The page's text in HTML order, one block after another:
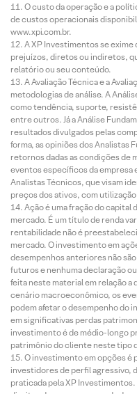
O custo da operação e a
de custos operacionais
www.xpi.com.br.
A XP Investimentos se
prejuízos, diretos ou indiretos,
relatório ou seu conteúdo.
A Avaliação Técnica e a
metodologias de análise. A
como tendência, suporte,
entre outros. Já a Análise
resultados divulgados pelas
forma, as opiniões dos Analistas
retornos dadas as condições de
eventos específicos da empresa
Analistas Técnicos, que visam
preços dos ativos, com
Ação é uma fração do capital
mercado. É um título de renda
rentabilidade não é
mercado. O investimento em
desempenhos anteriores não
futuros e nenhuma declaração
feita neste material em relação a
cenário macroeconômico, os
podem afetar o desempenho do
em significativas perdas
investimento é de médio-longo
patrimônio do cliente neste tipo
O investimento em opções é
investidores de perfil agressivo,
praticada pela XP